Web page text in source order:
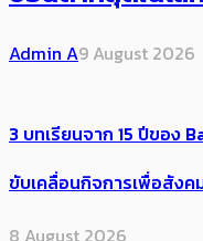
Admin A9 August 2026
3 บทเรียนจาก 15 ปีของ
ขับเคลื่อนกิจการเพื่อสังค
8 August 2026